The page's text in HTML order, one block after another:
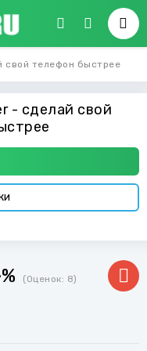
свой телефон быстрее
- сделай свой
(Оценок: 8)